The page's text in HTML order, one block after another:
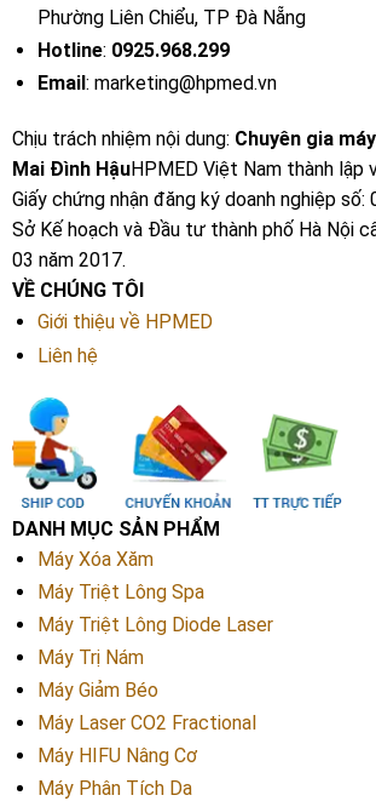
Phường Liên Chiểu, TP Đà Nẵng
Hotline: 0925.968.299
Email: marketing@hpmed.vn
Chịu trách nhiệm nội dung: Chuyên gia
Mai Đình HậuHPMED Việt Nam thành lập
Giấy chứng nhận đăng ký doanh nghiệp
Sở Kế hoạch và Đầu tư thành phố Hà Nội
03 năm 2017.
VỀ CHÚNG TÔI
Giới thiệu về HPMED
Liên hệ
DANH MỤC SẢN PHẨM
Máy Xóa Xăm
Máy Triệt Lông Spa
Máy Triệt Lông Diode Laser
Máy Trị Nám
Máy Giảm Béo
Máy Laser CO2 Fractional
Máy HIFU Nâng Cơ
Máy Phân Tích Da